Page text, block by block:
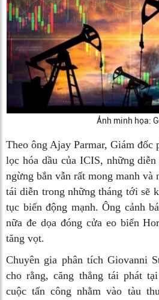
Ảnh minh họa:
Theo ông Ajay Parmar, Giám đốc
lọc hóa dầu của ICIS, những
ngừng bắn vẫn rất mong manh và
tái diễn trong những tháng tới sẽ
tục biến động mạnh. Ông cảnh
nữa đe dọa đóng cửa eo biển
tăng vọt.
Chuyên gia phân tích Giovanni
cho rằng, căng thẳng tái phát
cuộc tấn công nhằm vào tàu